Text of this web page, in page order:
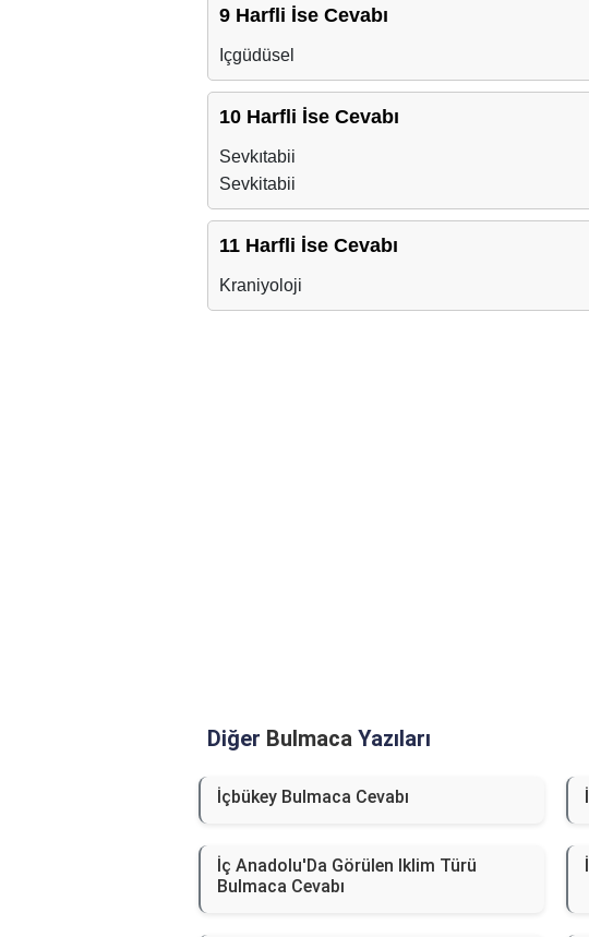
9 Harfli İse Cevabı
Içgüdüsel
10 Harfli İse Cevabı
Sevkıtabii
Sevkitabii
11 Harfli İse Cevabı
Kraniyoloji
Diğer Bulmaca Yazıları
İçbükey Bulmaca Cevabı
İç Anadolu'Da Görülen Iklim Türü
Bulmaca Cevabı